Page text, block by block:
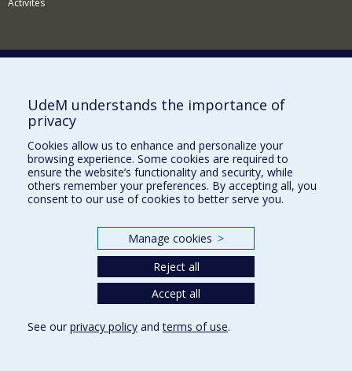
Activités
Comment soutenir le Département?
BESOIN D'AIDE?
Plan du site
Signaler une erreur
Accessibilité
Nos départements et écoles
UdeM understands the importance of
privacy
Cookies allow us to enhance and personalize your
browsing experience. Some cookies are required to
ensure the website’s functionality and security, while
others remember your preferences. By accepting all, you
consent to our use of cookies to better serve you.
Manage cookies >
Reject all
Accept all
See our privacy policy andterms of use.